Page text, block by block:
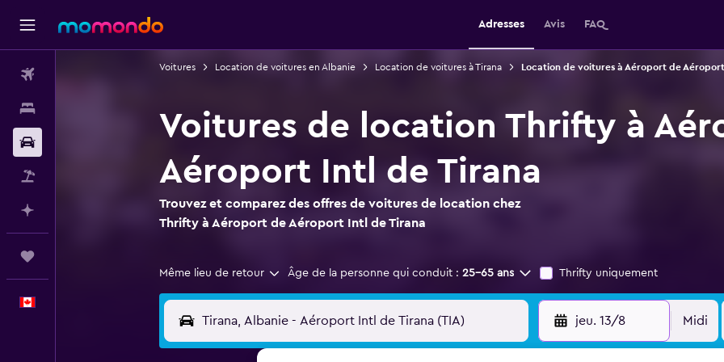
Adresses Avis FAQ
Voitures Location de voitures en Albanie Location de voitures à Tirana Location de voitures à Aéroport de
Voitures de location Thrifty à
Aéroport Intl de Tirana
Trouvez et comparez des offres de voitures de location chez
Thrifty à Aéroport de Aéroport Intl de Tirana
Même lieu de retour Âge de la personne qui conduit : 25-65 ans Thrifty uniquement
jeu. 13/8 Midi